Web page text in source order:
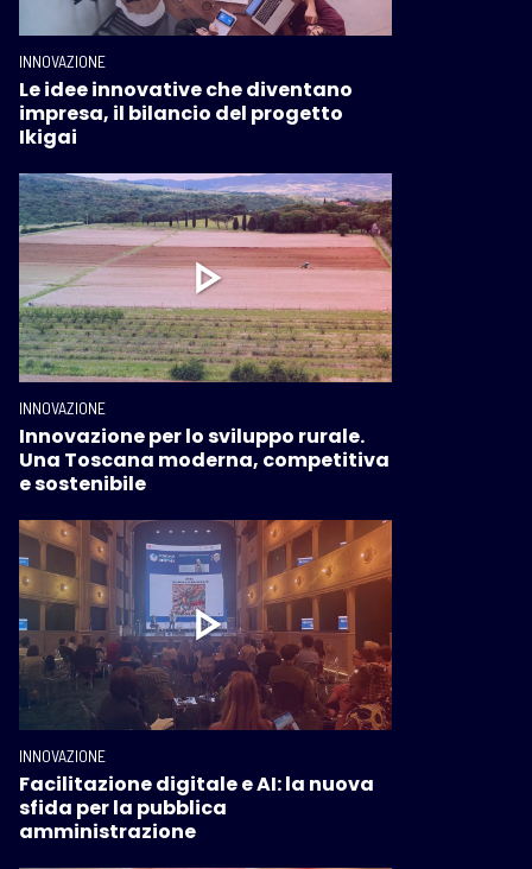
INNOVAZIONE
Le idee innovative che diventano
impresa, il bilancio del progetto
Ikigai
INNOVAZIONE
Innovazione per lo sviluppo rurale.
Una Toscana moderna, competitiva
e sostenibile
INNOVAZIONE
Facilitazione digitale e AI: la nuova
sfida per la pubblica
amministrazione